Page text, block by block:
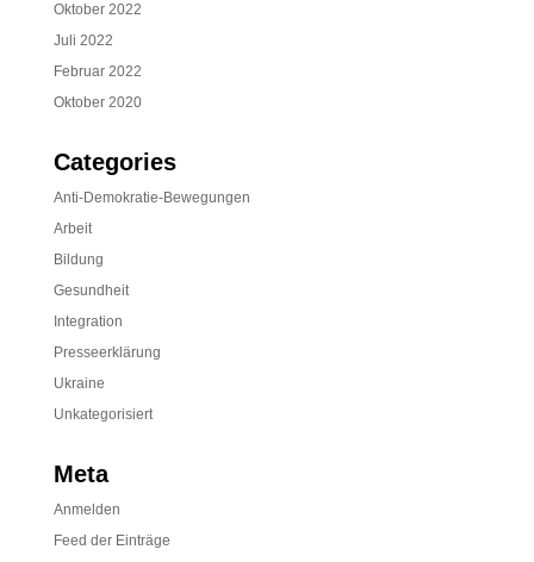
Oktober 2022
Juli 2022
Februar 2022
Oktober 2020
Categories
Anti-Demokratie-Bewegungen
Arbeit
Bildung
Gesundheit
Integration
Presseerklärung
Ukraine
Unkategorisiert
Meta
Anmelden
Feed der Einträge